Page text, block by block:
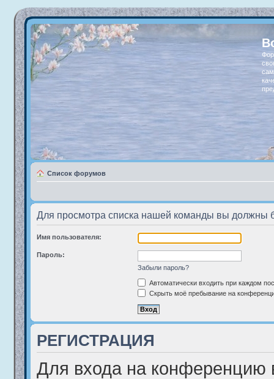
Список форумов
Для просмотра списка нашей команды вы должны
Имя пользователя:
Пароль:
Забыли пароль?
Автоматически входить при каждом
Скрыть моё пребывание на
РЕГИСТРАЦИЯ
Для входа на